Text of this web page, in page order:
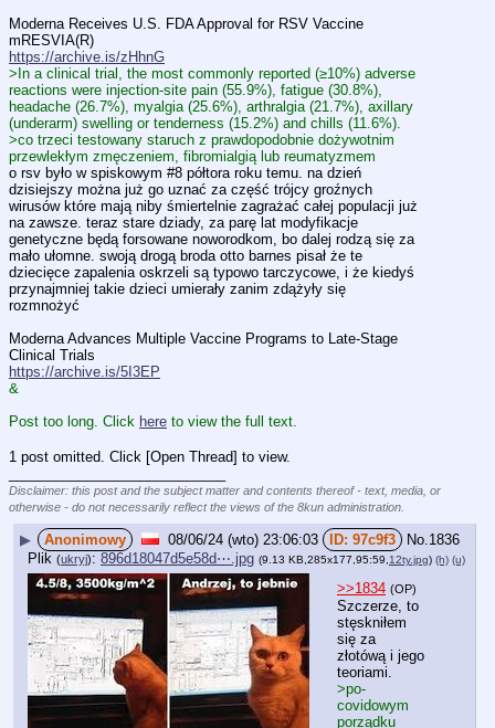
Moderna Receives U.S. FDA Approval for RSV Vaccine
mRESVIA(R)
https://archive.is/zHhnG
>In a clinical trial, the most commonly reported (≥10%) adverse
reactions were injection-site pain (55.9%), fatigue (30.8%),
headache (26.7%), myalgia (25.6%), arthralgia (21.7%), axillary
(underarm) swelling or tenderness (15.2%) and chills (11.6%).
>co trzeci testowany staruch z prawdopodobnie dożywotnim
przewlekłym zmęczeniem, fibromialgią lub reumatyzmem
o rsv było w spiskowym #8 półtora roku temu. na dzień
dzisiejszy można już go uznać za część trójcy groźnych
wirusów które mają niby śmiertelnie zagrażać całej populacji już
na zawsze. teraz stare dziady, za parę lat modyfikacje
genetyczne będą forsowane noworodkom, bo dalej rodzą się za
mało ułomne. swoją drogą broda otto barnes pisał że te
dziecięce zapalenia oskrzeli są typowo tarczycowe, i że kiedyś
przynajmniej takie dzieci umierały zanim zdążyły się
rozmnożyć
Moderna Advances Multiple Vaccine Programs to Late-Stage
Clinical Trials
https://archive.is/5I3EP
&
Post too long. Click here to view the full text.
1 post omitted. Click [Open Thread] to view.
Disclaimer: this post and the subject matter and contents thereof - text, media, or
otherwise - do not necessarily reflect the views of the 8kun administration.
▶ Anonimowy 08/06/24 (wto) 23:06:03 97c9f3 No. 1836
Plik (ukryj): 896d18047d5e58d⋯.jpg (9.13 KB,285x177,95:59,12ty.jpg) (h) (u)
>>1834 (OP)
Szczerze, to
stęskniłem
się za
złotówą i jego
teoriami.
>po-
covidowym
porządku